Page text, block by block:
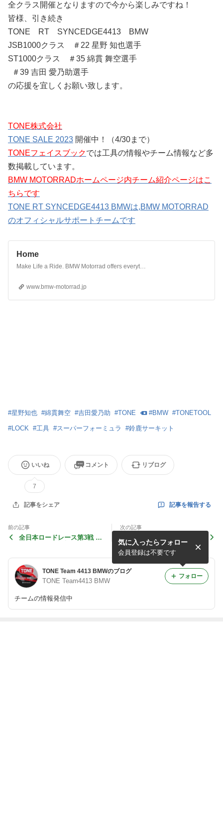
全クラス開催となりますので今から楽しみですね！
皆様、引き続き
TONE RT SYNCEDGE4413 BMW
JSB1000クラス ＃22 星野 知也選手
ST1000クラス ＃35 綿貫 舞空選手
＃39 吉田 愛乃助選手
の応援を宜しくお願い致します。
TONE株式会社
TONE SALE 2023 開催中！（4/30まで）
TONEフェイスブックでは工具の情報やチーム情報など多
数掲載しています。
BMW MOTORRADホームページ内チーム紹介ページはこ
ちらです
TONE RT SYNCEDGE4413 BMWは,BMW MOTORRAD
のオフィシャルサポートチームです
Home
Make Life a Ride. BMW Motorrad offers everything you need to start your own journey. Motorcycles, equipment, events, stories and much more.
www.bmw-motorrad.jp
#星野知也 #綿貫舞空 #吉田愛乃助 #TONE #BMW #TONETOOL
#LOCK #工具 #スーパーフォーミュラ #鈴鹿サーキット
いいね
7
コメント リブログ
記事をシェア 記事を報告する
前の記事
全日本ロードレース第3戦 S
次の記事
全日本ロードレース第2戦 鈴
鹿2＆4 予選＆決勝Race1
TONE Team 4413 BMWのブログ
TONE Team4413 BMW
チームの情報発信中
気に入ったらフォロー
会員登録は不要です
フォロー